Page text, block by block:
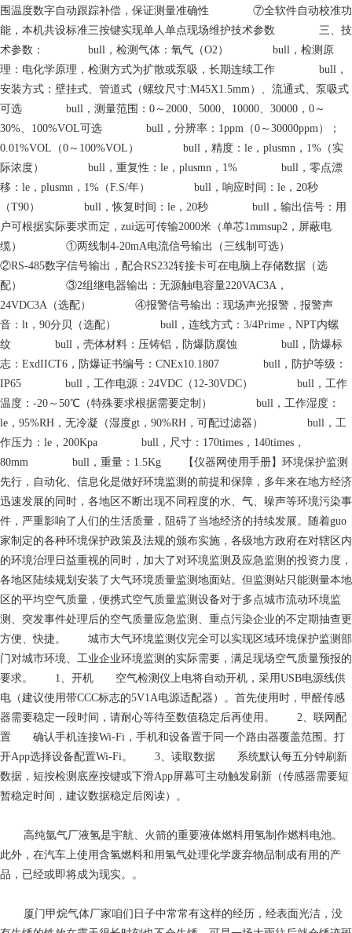
围温度数字自动跟踪补偿，保证测量准确性 ⑦全软件自动校准功
能，本机共设标准三按键实现单人单点现场维护技术参数 三、技
术参数： bull，检测气体：氧气（O2） bull，检测原
理：电化学原理，检测方式为扩散或泵吸，长期连续工作 bull，
安装方式：壁挂式、管道式（螺纹尺寸:M45X1.5mm）、流通式、泵吸式
可选 bull，测量范围：0～2000、5000、10000、30000，0～
30%、100%VOL可选 bull，分辨率：1ppm（0～30000ppm）；
0.01%VOL（0～100%VOL） bull，精度：le，plusmn，1%（实
际浓度） bull，重复性：le，plusmn，1% bull，零点漂
移：le，plusmn，1%（F.S/年） bull，响应时间：le，20秒
（T90） bull，恢复时间：le，20秒 bull，输出信号：用
户可根据实际要求而定，zui远可传输2000米（单芯1mmsup2，屏蔽电
缆） ①两线制4-20mA电流信号输出（三线制可选）
②RS-485数字信号输出，配合RS232转接卡可在电脑上存储数据（选
配） ③2组继电器输出：无源触电容量220VAC3A，
24VDC3A（选配） ④报警信号输出：现场声光报警，报警声
音：lt，90分贝（选配） bull，连线方式：3/4Prime，NPT内螺
纹 bull，壳体材料：压铸铝，防爆防腐蚀 bull，防爆标
志：ExdIICT6，防爆证书编号：CNEx10.1807 bull，防护等级：
IP65 bull，工作电源：24VDC（12-30VDC） bull，工作
温度：-20～50℃（特殊要求根据需要定制） bull，工作湿度：
le，95%RH，无冷凝（湿度gt，90%RH，可配过滤器） bull，工
作压力：le，200Kpa bull，尺寸：170times，140times，
80mm bull，重量：1.5Kg 【仪器网使用手册】环境保护监测
先行，自动化、信息化是做好环境监测的前提和保障，多年来在地方经济
迅速发展的同时，各地区不断出现不同程度的水、气、噪声等环境污染事
件，严重影响了人们的生活质量，阻碍了当地经济的持续发展。随着guo
家制定的各种环境保护政策及法规的颁布实施，各级地方政府在对辖区内
的环境治理日益重视的同时，加大了对环境监测及应急监测的投资力度，
各地区陆续规划安装了大气环境质量监测地面站。但监测站只能测量本地
区的平均空气质量，便携式空气质量监测设备对于多点城市流动环境监
测、突发事件处理后的空气质量应急监测、重点污染企业的不定期抽查更
方便、快捷。 城市大气环境监测仪完全可以实现区域环境保护监测部
门对城市环境、工业企业环境监测的实际需要，满足现场空气质量预报的
要求。 1、开机 空气检测仪上电将自动开机，采用USB电源线供
电（建议使用带CCC标志的5V1A电源适配器）。首先使用时，甲醛传感
器需要稳定一段时间，请耐心等待至数值稳定后再使用。 2、联网配
置 确认手机连接Wi-Fi，手机和设备置于同一个路由器覆盖范围。打
开App选择设备配置Wi-Fi。 3、读取数据 系统默认每五分钟刷新
数据，短按检测底座按键或下滑App屏幕可主动触发刷新（传感器需要短
暂稳定时间，建议数据稳定后阅读）。
高纯氩气厂液氢是宇航、火箭的重要液体燃料用氢制作燃料电池。
此外，在汽车上使用含氢燃料和用氢气处理化学废弃物品制成有用的产
品，已经或即将成为现实。。
厦门甲烷气体厂家咱们日子中常常有这样的经历，经表面光洁，没